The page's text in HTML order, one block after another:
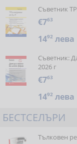
Съветник
€763
1492 лева
Съветник:
2026 г
€763
1492 лева
БЕСТСЕЛЪРИ
Тълковен